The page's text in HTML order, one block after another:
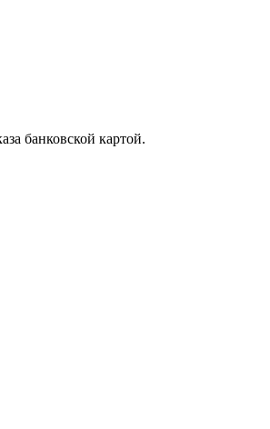
банковской картой.